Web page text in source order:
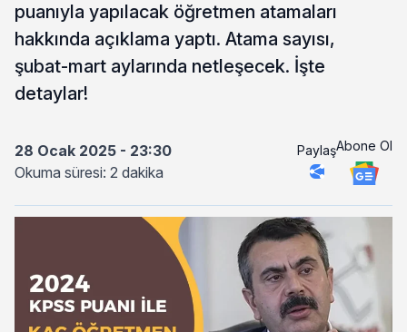
puanıyla yapılacak öğretmen atamaları
hakkında açıklama yaptı. Atama sayısı,
şubat-mart aylarında netleşecek. İşte
detaylar!
28 Ocak 2025 - 23:30
Okuma süresi: 2 dakika
PaylaşAbone Ol